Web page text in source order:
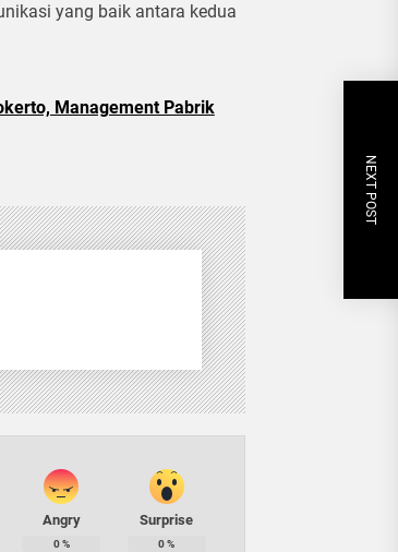
yang baik antara kedua
Management Pabrik
Angry
0%
Surprise
0%
NEXT POST